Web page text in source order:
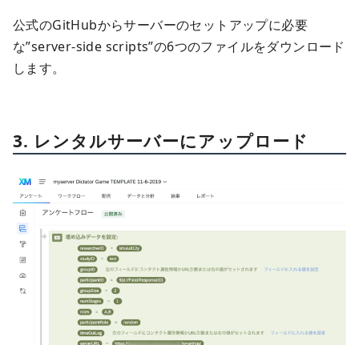
公式のGitHubからサーバーのセットアップに必要
な”server-side scripts”の6つのファイルをダウンロード
します。
3. レンタルサーバーにアップロード